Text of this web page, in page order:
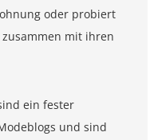
oder probiert
mit ihren
ein fester
und sind